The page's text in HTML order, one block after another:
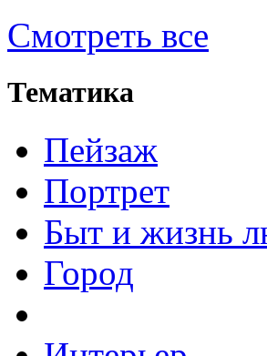
Смотреть все
Тематика
Пейзаж
Портрет
Быт и жизнь
Город